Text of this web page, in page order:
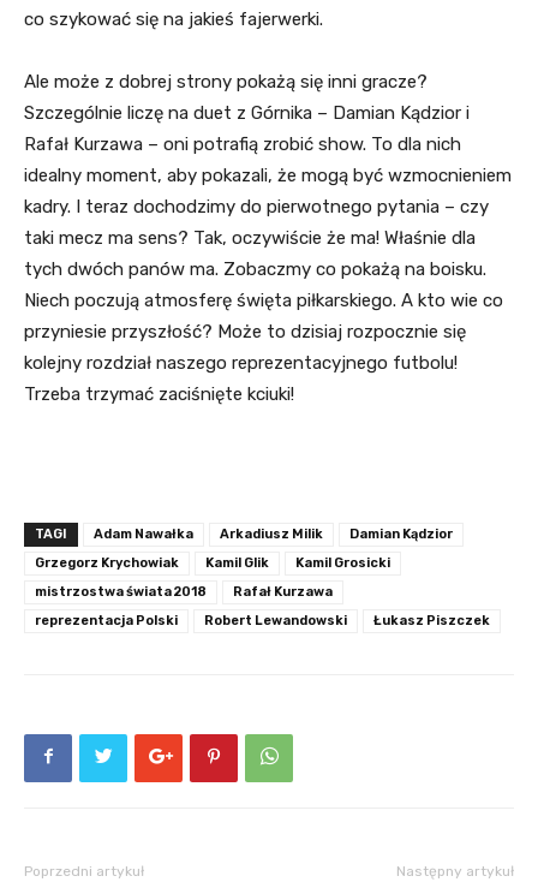
co szykować się na jakieś fajerwerki.
Ale może z dobrej strony pokażą się inni gracze?
Szczególnie liczę na duet z Górnika – Damian Kądzior i
Rafał Kurzawa – oni potrafią zrobić show. To dla nich
idealny moment, aby pokazali, że mogą być wzmocnieniem
kadry. I teraz dochodzimy do pierwotnego pytania – czy
taki mecz ma sens? Tak, oczywiście że ma! Właśnie dla
tych dwóch panów ma. Zobaczmy co pokażą na boisku.
Niech poczują atmosferę święta piłkarskiego. A kto wie co
przyniesie przyszłość? Może to dzisiaj rozpocznie się
kolejny rozdział naszego reprezentacyjnego futbolu!
Trzeba trzymać zaciśnięte kciuki!
TAGI Adam Nawałka Arkadiusz Milik
Damian Kądzior
Grzegorz Krychowiak
Kamil Glik
Kamil Grosicki
mistrzostwa świata 2018
Rafał Kurzawa
reprezentacja Polski
Robert Lewandowski Łukasz Piszczek
Poprzedni artykuł Następny artykuł